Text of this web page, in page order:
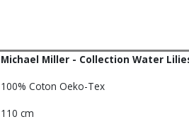
Michael Miller - Collection Water
100% Coton Oeko-Tex
110 cm